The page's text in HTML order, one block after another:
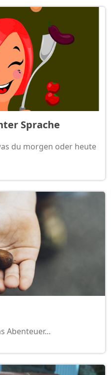
Sprache
du morgen oder heute
Abenteuer...